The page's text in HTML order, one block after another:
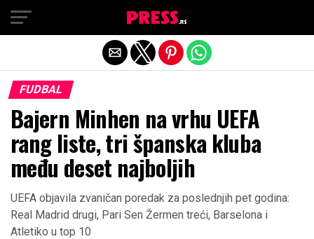
FUDBAL
Bajern Minhen na vrhu UEFA
rang liste, tri španska kluba
među deset najboljih
UEFA objavila zvaničan poredak za poslednjih pet godina:
Real Madrid drugi, Pari Sen Žermen treći, Barselona i
Atletiko u top 10
Exit mobile version